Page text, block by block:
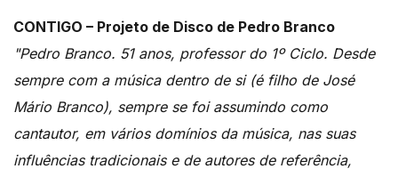
CONTIGO – Projeto de Disco de Pedro Branco
"Pedro Branco. 51 anos, professor do 1º Ciclo. Desde
sempre com a música dentro de si (é filho de José
Mário Branco), sempre se foi assumindo como
cantautor, em vários domínios da música, nas suas
influências tradicionais e de autores de referência,